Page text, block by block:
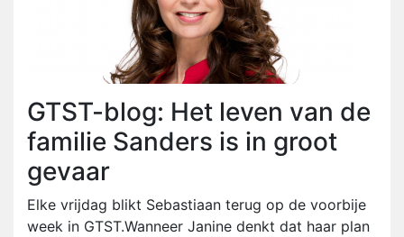
GTST-blog: Het leven van de
familie Sanders is in groot
gevaar
Elke vrijdag blikt Sebastiaan terug op de voorbije
week in GTST.Wanneer Janine denkt dat haar plan